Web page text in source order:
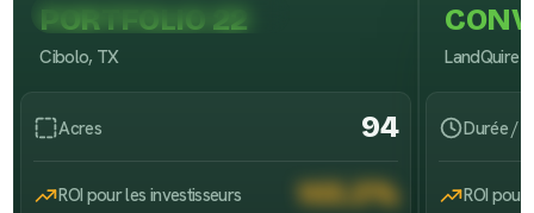
Disponible pour financement
PORTFOLIO 22
Cibolo, TX
94
Acres
103.3%
ROI pour les investisseurs
LandQuire
Durée /
ROI pour